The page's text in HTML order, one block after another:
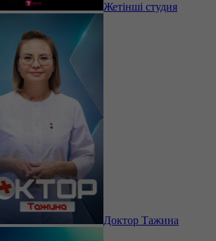
Жетінші студия
Доктор Тажина